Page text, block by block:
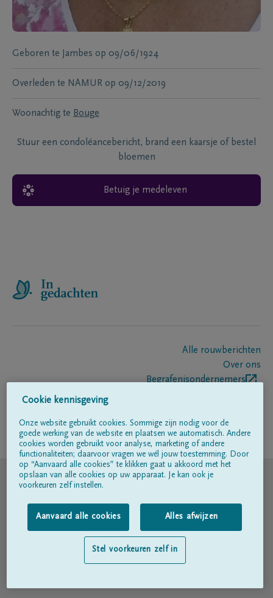
Geboren te Jambes op 09/06/1924
Overleden te NAMUR op 09/12/2019
Woonachtig te Bouge
Stuur een condoléancebericht, brand een kaarsje of bestel
bloemen
Betuig je medeleven
Alle rouwberichten
Over ons
Begrafenisondernemers
Volg ons op
© DELA
Gebruiksvoorwaarden
Privacyverklaring
Toegankelijkheidsverklaring
Cookie kennisgeving
Onze website gebruikt cookies. Sommige zijn nodig voor de
goede werking van de website en plaatsen we automatisch. Andere
cookies worden gebruikt voor analyse, marketing of andere
functionaliteiten; daarvoor vragen we wél jouw toestemming. Door
op “Aanvaard alle cookies” te klikken gaat u akkoord met het
opslaan van alle cookies op uw apparaat. Je kan ook je
voorkeuren zelf instellen.
Aanvaard alle cookies Alles afwijzen
Stel voorkeuren zelf in